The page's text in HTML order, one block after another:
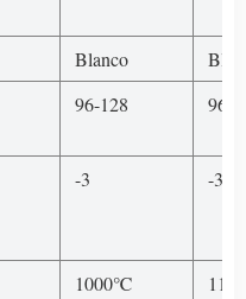
Blanco
96-128 96-
-3 -3
1000℃